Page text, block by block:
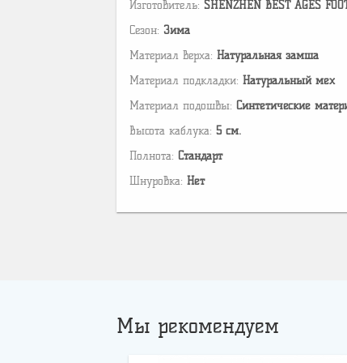
Изготовитель: SHENZHEN BEST AGES
Сезон: Зима
Материал верха: Натуральная замша
Материал подкладки: Натуральный мех
Материал подошвы: Cинтетические
Высота каблука: 5 см.
Полнота: Стандарт
Шнуровка: Нет
Мы рекомендуем